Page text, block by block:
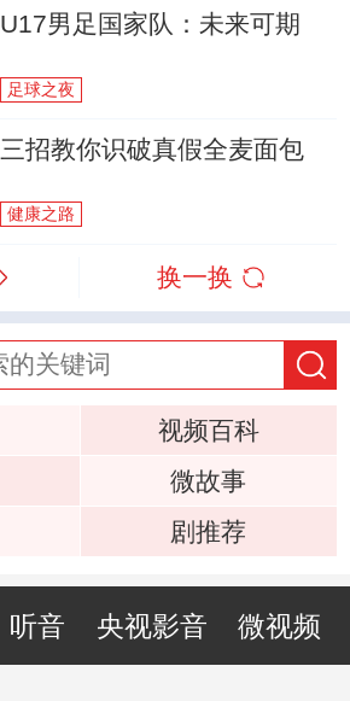
U17男足国家队：未来可期
足球之夜
三招教你识破真假全麦面包
健康之路
换一换
视频百科
微故事
剧推荐
听音 央视影音 微视频